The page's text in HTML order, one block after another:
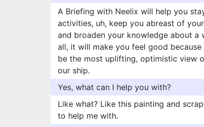
A Briefing with Neelix will help you
activities, uh, keep you abreast of
and broaden your knowledge about
all, it will make you feel good
be the most uplifting, optimistic view
our ship.
Yes, what can I help you with?
Like what? Like this painting and
to help me with.